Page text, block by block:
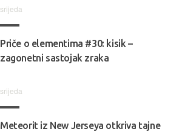
srijeda
Priče o elementima #30: kisik –
zagonetni sastojak zraka
srijeda
Meteorit iz New Jerseya otkriva tajne